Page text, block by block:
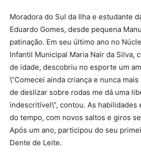
Moradora do Sul da Ilha e estudante
Eduardo Gomes, desde pequena
patinação. Em seu último ano no
Infantil Municipal Maria Nair da Silva,
de idade, descobriu no esporte um
\”Comecei ainda criança e nunca
de deslizar sobre rodas me dá uma
indescritível\”, contou. As habilidades
do tempo, com novos saltos e giros
Após um ano, participou do seu
Dente de Leite.